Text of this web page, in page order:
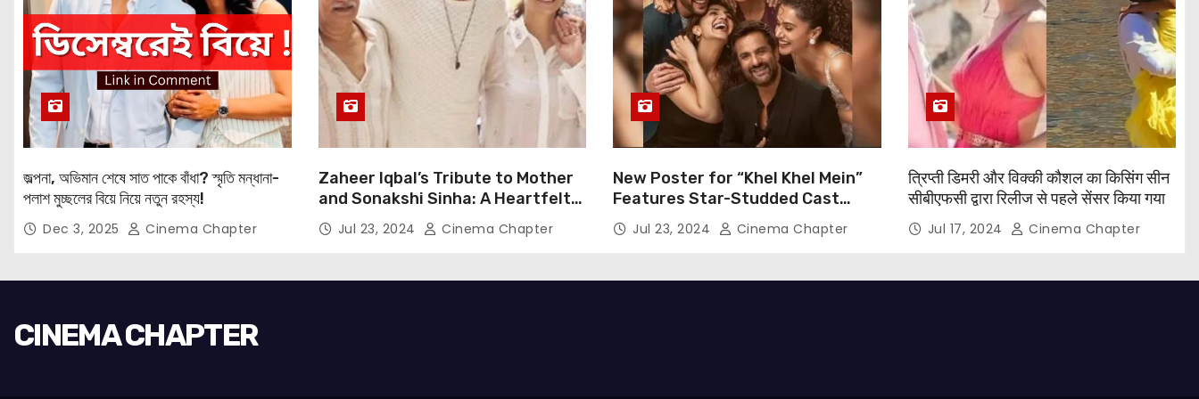
জল্পনা, অভিমান শেষে সাত পাকে বাঁধা? স্মৃতি মন্ধানা-
পলাশ মুচ্ছলের বিয়ে নিয়ে নতুন রহস্য!
Dec 3, 2025 Cinema Chapter
Zaheer Iqbal’s Tribute to Mother
and Sonakshi Sinha: A Heartfelt
Expression of Gratitude
Jul 23, 2024 Cinema Chapter
New Poster for “Khel Khel Mein”
Features Star-Studded Cast
Including Akshay Kumar, Taapsee
Pannu, Fardeen Khan, and More
Jul 23, 2024 Cinema Chapter
त्रिप्ती डिमरी और विक्की कौशल का किसिंग सीन
सीबीएफसी द्वारा रिलीज से पहले सेंसर किया गया
Jul 17, 2024 Cinema Chapter
CINEMA CHAPTER